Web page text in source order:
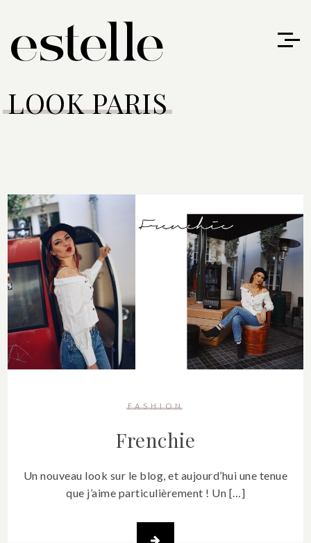
LOOK PARIS
FASHION
Frenchie
Un nouveau look sur le blog, et aujourd’hui une tenue
que j’aime particulièrement ! Un […]